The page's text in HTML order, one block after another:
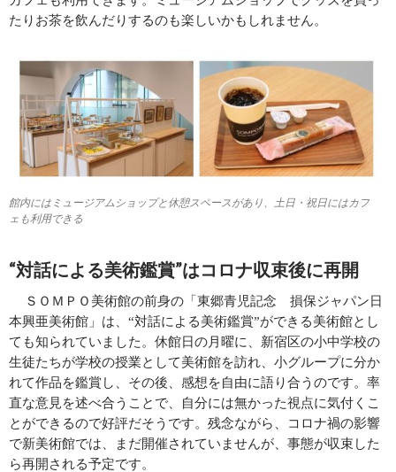
たりお茶を飲んだりするのも楽しいかもしれません。
館内にはミュージアムショップと休憩スペースがあり、土日・祝日にはカフ
ェも利用できる
“対話による美術鑑賞”はコロナ収束後に再開
ＳＯＭＰＯ美術館の前身の「東郷青児記念 損保ジャパン日
本興亜美術館」は、“対話による美術鑑賞”ができる美術館とし
ても知られていました。休館日の月曜に、新宿区の小中学校の
生徒たちが学校の授業として美術館を訪れ、小グループに分か
れて作品を鑑賞し、その後、感想を自由に語り合うのです。率
直な意見を述べ合うことで、自分には無かった視点に気付くこ
とができるので好評だそうです。残念ながら、コロナ禍の影響
で新美術館では、まだ開催されていませんが、事態が収束した
ら再開される予定です。